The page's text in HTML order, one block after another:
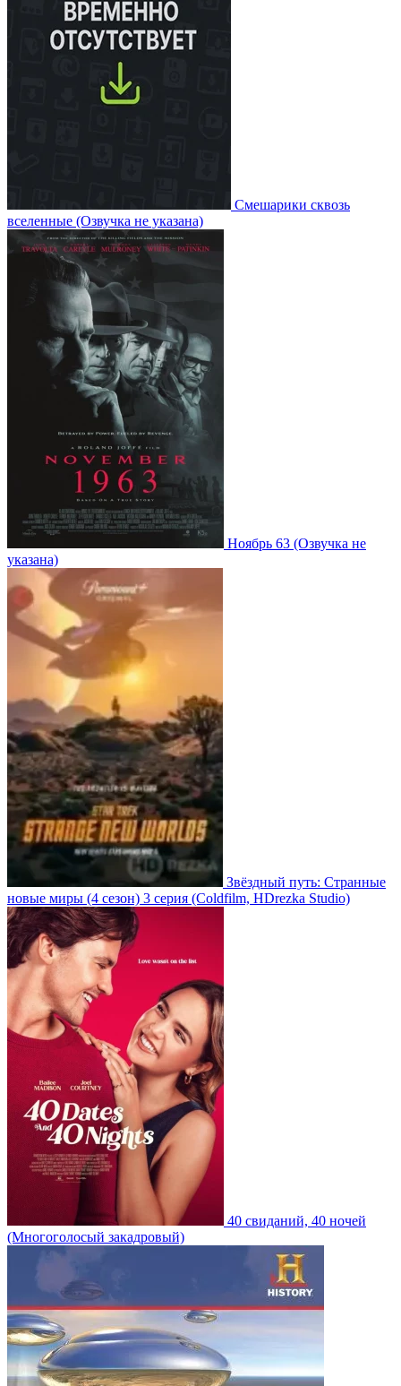
Смешарики сквозь
вселенные (Озвучка не указана)
Ноябрь 63 (Озвучка не
указана)
Звёздный путь: Странные
новые миры (4 сезон) 3 серия (Coldfilm, HDrezka Studio)
40 свиданий, 40 ночей
(Многоголосый закадровый)